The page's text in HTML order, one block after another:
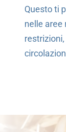
Questo ti
nelle aree